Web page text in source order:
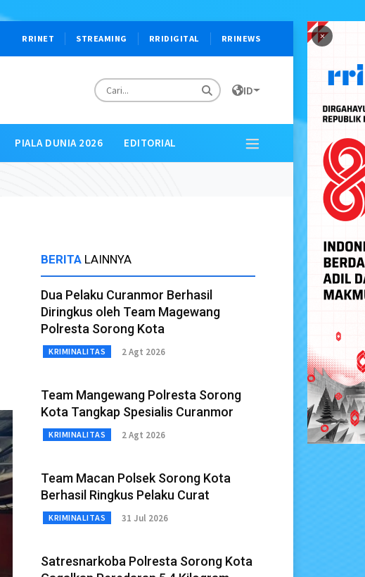
×
RRINET STREAMING RRIDIGITAL RRINEWS
ID
PIALA DUNIA 2026 EDITORIAL
BERITA LAINNYA
Dua Pelaku Curanmor Berhasil
Diringkus oleh Team Magewang
Polresta Sorong Kota
KRIMINALITAS 2 Agt 2026
Team Mangewang Polresta Sorong
Kota Tangkap Spesialis Curanmor
KRIMINALITAS 2 Agt 2026
Team Macan Polsek Sorong Kota
Berhasil Ringkus Pelaku Curat
KRIMINALITAS 31 Jul 2026
Satresnarkoba Polresta Sorong Kota